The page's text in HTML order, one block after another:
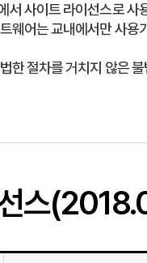
서 사이트 라이선스로 사
웨어는 교내에서만 사용
한 절차를 거치지 않은
스